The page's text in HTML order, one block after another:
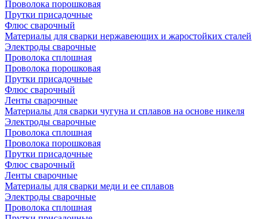
Проволока порошковая
Прутки присадочные
Флюс сварочный
Материалы для сварки нержавеющих и жаростойких сталей
Электроды сварочные
Проволока сплошная
Проволока порошковая
Прутки присадочные
Флюс сварочный
Ленты сварочные
Материалы для сварки чугуна и сплавов на основе никеля
Электроды сварочные
Проволока сплошная
Проволока порошковая
Прутки присадочные
Флюс сварочный
Ленты сварочные
Материалы для сварки меди и ее сплавов
Электроды сварочные
Проволока сплошная